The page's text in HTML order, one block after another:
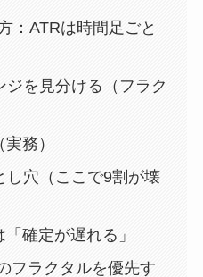
：ATRは時間足ごと
ジを見分ける（フラク
務）
し穴（ここで9割が壊
確定が遅れる」
フラクタルを優先す